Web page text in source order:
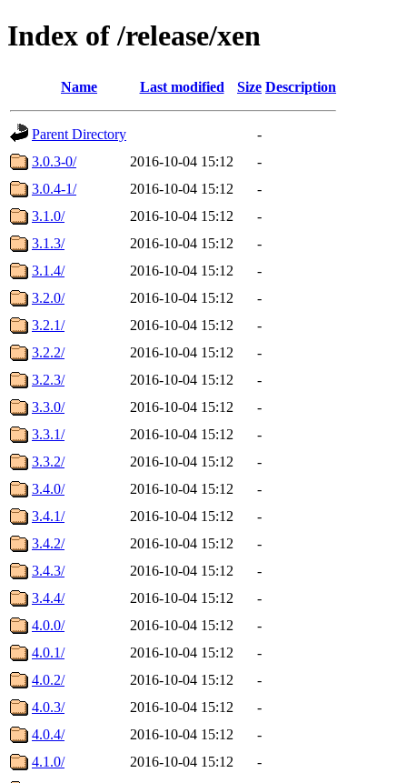
Index of /release/xen
Name Last modified Size Description
Parent Directory
-
3.0.3-0/
2016-10-04 15:12
-
3.0.4-1/
2016-10-04 15:12
-
3.1.0/
2016-10-04 15:12
-
3.1.3/
2016-10-04 15:12
-
3.1.4/
2016-10-04 15:12
-
3.2.0/
2016-10-04 15:12
-
3.2.1/
2016-10-04 15:12
-
3.2.2/
2016-10-04 15:12
-
3.2.3/
2016-10-04 15:12
-
3.3.0/
2016-10-04 15:12
-
3.3.1/
2016-10-04 15:12
-
3.3.2/
2016-10-04 15:12
-
3.4.0/
2016-10-04 15:12
-
3.4.1/
2016-10-04 15:12
-
3.4.2/
2016-10-04 15:12
-
3.4.3/
2016-10-04 15:12
-
3.4.4/
2016-10-04 15:12
-
4.0.0/
2016-10-04 15:12
-
4.0.1/
2016-10-04 15:12
-
4.0.2/
2016-10-04 15:12
-
4.0.3/
2016-10-04 15:12
-
4.0.4/
2016-10-04 15:12
-
4.1.0/
2016-10-04 15:12
-